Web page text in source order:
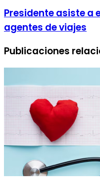
Presidente asiste a
agentes de viajes
Publicaciones